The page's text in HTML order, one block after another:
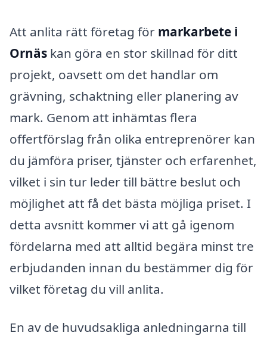
Att anlita rätt företag för markarbete i
Ornäs kan göra en stor skillnad för ditt
projekt, oavsett om det handlar om
grävning, schaktning eller planering av
mark. Genom att inhämtas flera
offertförslag från olika entreprenörer kan
du jämföra priser, tjänster och erfarenhet,
vilket i sin tur leder till bättre beslut och
möjlighet att få det bästa möjliga priset. I
detta avsnitt kommer vi att gå igenom
fördelarna med att alltid begära minst tre
erbjudanden innan du bestämmer dig för
vilket företag du vill anlita.
En av de huvudsakliga anledningarna till